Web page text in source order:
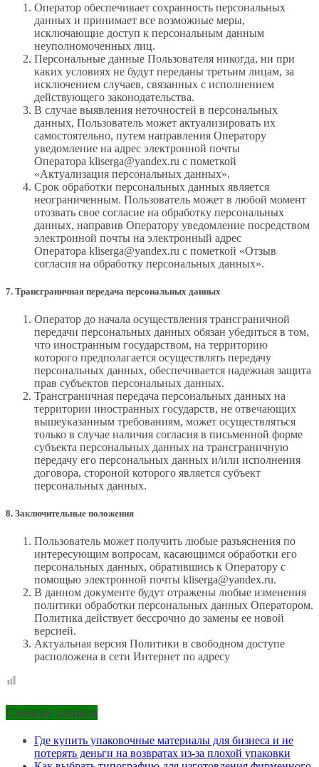
Оператор обеспечивает сохранность персональных
данных и принимает все возможные меры,
исключающие доступ к персональным данным
неуполномоченных лиц.
Персональные данные Пользователя никогда, ни при
каких условиях не будут переданы третьим лицам, за
исключением случаев, связанных с исполнением
действующего законодательства.
В случае выявления неточностей в персональных
данных, Пользователь может актуализировать их
самостоятельно, путем направления Оператору
уведомление на адрес электронной почты
Оператора kliserga@yandex.ru с пометкой
«Актуализация персональных данных».
Срок обработки персональных данных является
неограниченным. Пользователь может в любой момент
отозвать свое согласие на обработку персональных
данных, направив Оператору уведомление посредством
электронной почты на электронный адрес
Оператора kliserga@yandex.ru с пометкой «Отзыв
согласия на обработку персональных данных».
7. Трансграничная передача персональных данных
Оператор до начала осуществления трансграничной
передачи персональных данных обязан убедиться в том,
что иностранным государством, на территорию
которого предполагается осуществлять передачу
персональных данных, обеспечивается надежная защита
прав субъектов персональных данных.
Трансграничная передача персональных данных на
территории иностранных государств, не отвечающих
вышеуказанным требованиям, может осуществляться
только в случае наличия согласия в письменной форме
субъекта персональных данных на трансграничную
передачу его персональных данных и/или исполнения
договора, стороной которого является субъект
персональных данных.
8. Заключительные положения
Пользователь может получить любые разъяснения по
интересующим вопросам, касающимся обработки его
персональных данных, обратившись к Оператору с
помощью электронной почты kliserga@yandex.ru.
В данном документе будут отражены любые изменения
политики обработки персональных данных Оператором.
Политика действует бессрочно до замены ее новой
версией.
Актуальная версия Политики в свободном доступе
расположена в сети Интернет по адресу
Свежие записи
Где купить упаковочные материалы для бизнеса и не
потерять деньги на возвратах из-за плохой упаковки